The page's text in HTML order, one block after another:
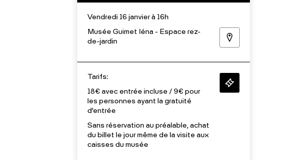
Vendredi 16 janvier à 16h
Musée Guimet Iéna - Espace rez-
de-jardin
Tarifs:
18€ avec entrée incluse / 9€ pour
les personnes ayant la gratuité
d'entrée
Sans réservation au préalable, achat
du billet le jour même de la visite aux
caisses du musée